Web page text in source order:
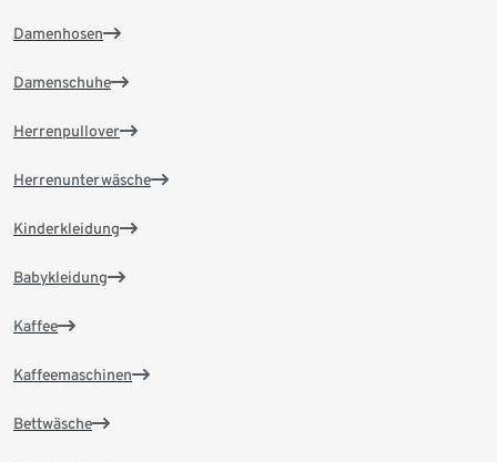
Damenhosen
Damenschuhe
Herrenpullover
Herrenunterwäsche
Kinderkleidung
Babykleidung
Kaffee
Kaffeemaschinen
Bettwäsche